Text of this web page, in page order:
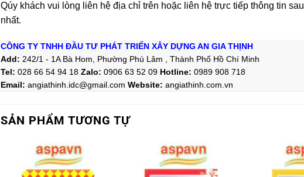
Qúy khách vui lòng liên hệ địa chỉ trên hoặc liên hệ trực tiếp thông tin sau
nhất.
CÔNG TY TNHH ĐẦU TƯ PHÁT TRIỂN XÂY DỰNG AN GIA THỊNH
Add: 242/1 - 1A Bà Hom, Phường Phú Lâm , Thành Phố Hồ Chí Minh
Tel: 028 66 54 94 18 Zalo: 0906 63 52 09 Hotline: 0989 908 718
Email: angiathinh.idc@gmail.com Website: angiathinh. com.vn
SẢN PHẨM TƯƠNG TỰ